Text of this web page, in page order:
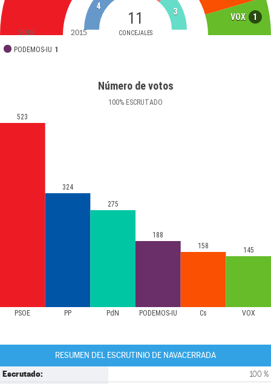
VOX 1
11
CONCEJALES
PODEMOS-IU 1
4
3
2019 2015
Número de votos
100% ESCRUTADO
PSOE PP PdN PODEMOS-IU Cs VOX
523
324
275
188
158
145
RESUMEN DEL ESCRUTINIO DE NAVACERRADA
Escrutado: 100 %